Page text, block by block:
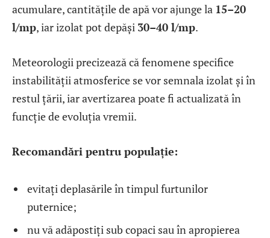
acumulare, cantitățile de apă vor ajunge la 15–20
l/mp, iar izolat pot depăși 30–40 l/mp.
Meteorologii precizează că fenomene specifice
instabilității atmosferice se vor semnala izolat și în
restul țării, iar avertizarea poate fi actualizată în
funcție de evoluția vremii.
Recomandări pentru populație:
evitați deplasările în timpul furtunilor
puternice;
nu vă adăpostiți sub copaci sau în apropierea